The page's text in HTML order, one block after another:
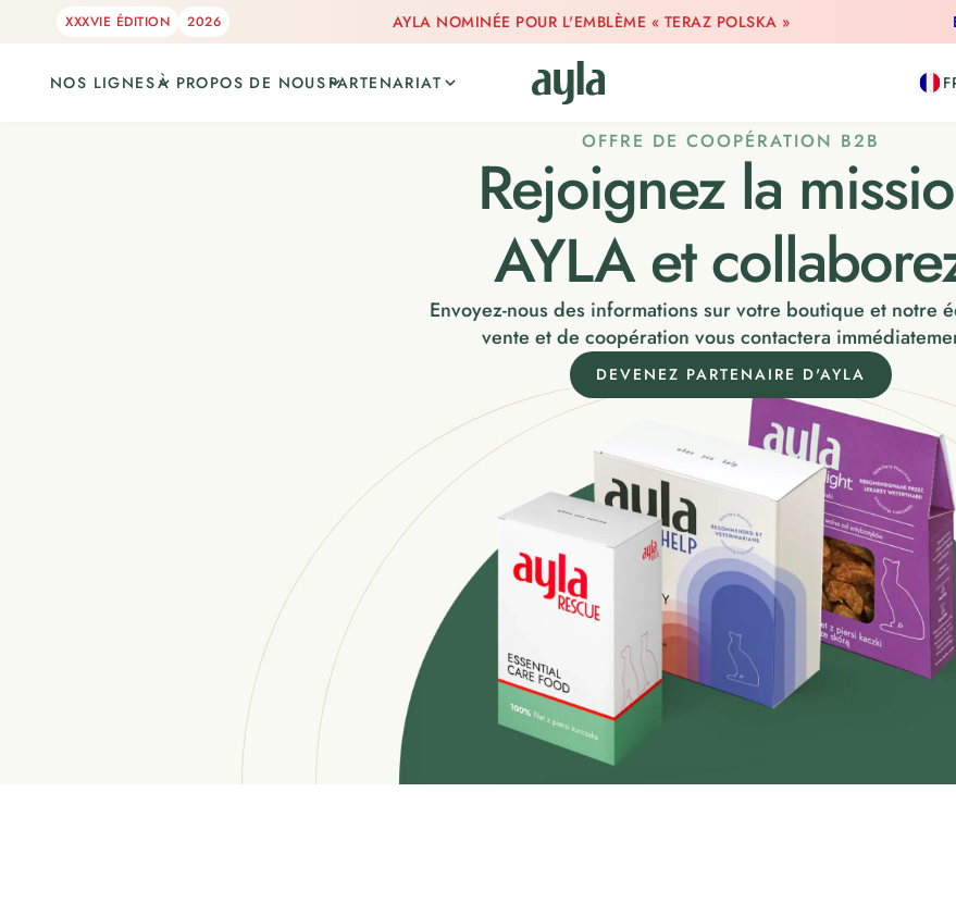
XXXVIE ÉDITION 2026 AYLA NOMINÉE POUR L'EMBLÈME « TERAZ POLSKA »
NOS LIGNESÀ PROPOS DE NOUS PARTENARIAT
OFFRE DE COOPÉRATION B2B
Rejoignez la
AYLA et
Envoyez-nous des informations sur votre boutique et notre
vente et de coopération vous contactera
DEVENEZ PARTENAIRE D'AYLA